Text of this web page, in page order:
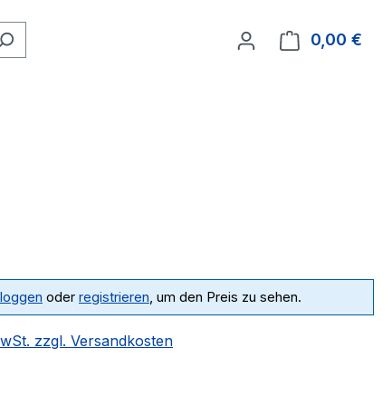
0,00 €
oder registrieren, um den Preis zu sehen.
zzgl. Versandkosten